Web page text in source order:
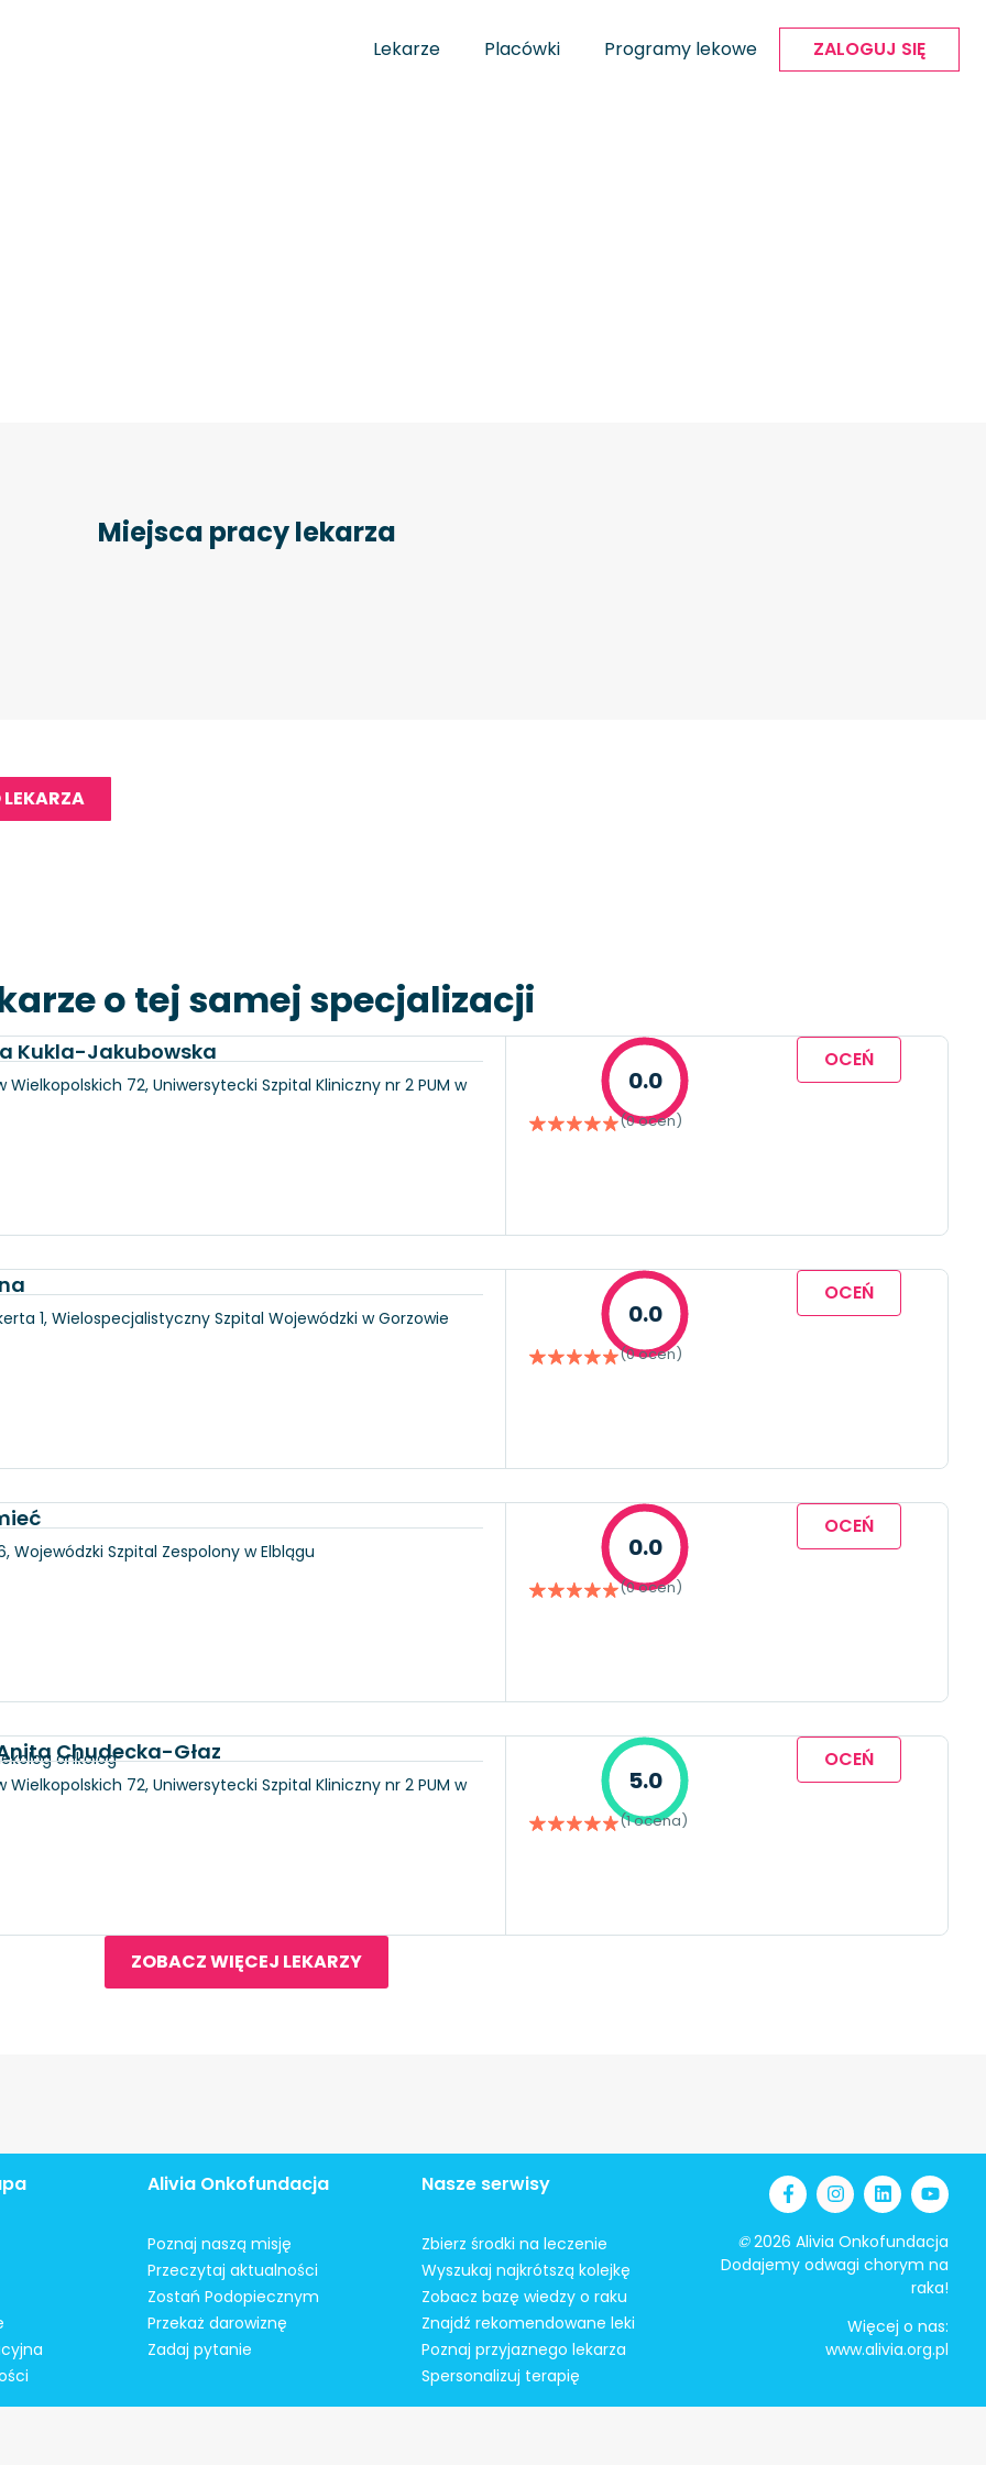
Lekarze Placówki Programy lekowe ZALOGUJ SIĘ
Miejsca pracy lekarza
o tej samej specjalizacji
Kukla-Jakubowska
Wielkopolskich 72, Uniwersytecki Szpital Kliniczny nr 2 PUM w
0.0
(0 ocen)
OCEŃ
1, Wielospecjalistyczny Szpital Wojewódzki w Gorzowie
0.0
(0 ocen)
OCEŃ
Wojewódzki Szpital Zespolony w Elblągu
0.0
(0 ocen)
OCEŃ
Chudecka-Głaz
onkolog
Wielkopolskich 72, Uniwersytecki Szpital Kliniczny nr 2 PUM w
5.0
(1 ocena)
OCEŃ
ZOBACZ WIĘCEJ LEKARZY
Alivia Onkofundacja
Poznaj naszą misję
Przeczytaj aktualności
Zostań Podopiecznym
Przekaż darowiznę
Zadaj pytanie
Nasze serwisy
Zbierz środki na leczenie
Wyszukaj najkrótszą kolejkę
Zobacz bazę wiedzy o raku
Znajdź rekomendowane leki
Poznaj przyjaznego lekarza
Spersonalizuj terapię
©2026 Alivia Onkofundacja
Dodajemy odwagi chorym na
raka!
Więcej o nas:
www.alivia.org.pl